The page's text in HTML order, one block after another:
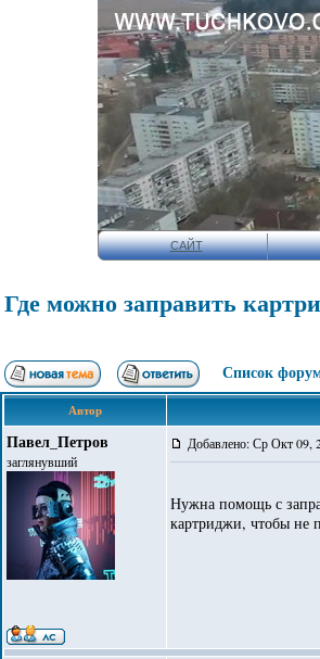
САЙТ
Где можно заправить
Список
Автор
Павел_Петров
заглянувший
Добавлено: Ср Окт 09,
Нужна помощь с
картриджи, чтобы не